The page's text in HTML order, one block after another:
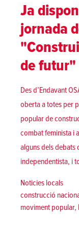
Ja
jornada
de futur"
Des d’Endavant
oberta a totes per
popular de
combat feminista i
alguns dels debats
independentista, i
Posted in
Noticies locals
Tags:
construcció
moviment popular,